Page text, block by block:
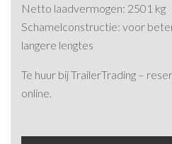
Netto laadvermogen: 2501 kg
Schamelconstructie: voor
langere lengtes​
Te huur bij TrailerTrading –
online.